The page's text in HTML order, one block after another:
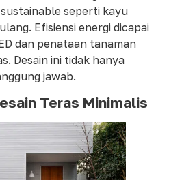
seperti kayu
Efisiensi energi dicapai
dan penataan tanaman
Desain ini tidak hanya
jawab.
Teras Minimalis